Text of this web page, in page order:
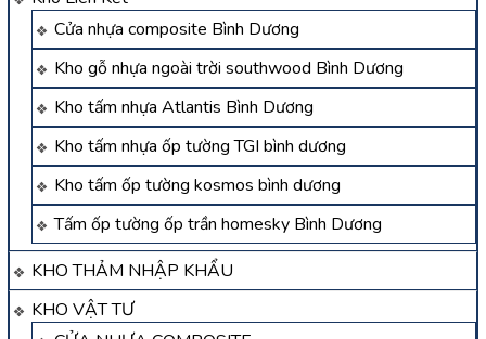
Cửa nhựa composite Bình Dương
Kho gỗ nhựa ngoài trời southwood Bình Dương
Kho tấm nhựa Atlantis Bình Dương
Kho tấm nhựa ốp tường TGI bình dương
Kho tấm ốp tường kosmos bình dương
Tấm ốp tường ốp trần homesky Bình Dương
KHO THẢM NHẬP KHẨU
KHO VẬT TƯ